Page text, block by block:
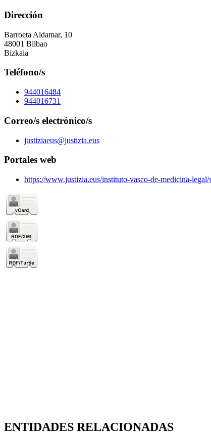
Dirección
Barroeta Aldamar, 10
48001 Bilbao
Bizkaia
Teléfono/s
944016484
944016731
Correo/s electrónico/s
justiziaeus@justizia.eus
Portales web
https://www.justizia.eus/instituto-vasco-de-medicina-
ENTIDADES RELACIONADAS